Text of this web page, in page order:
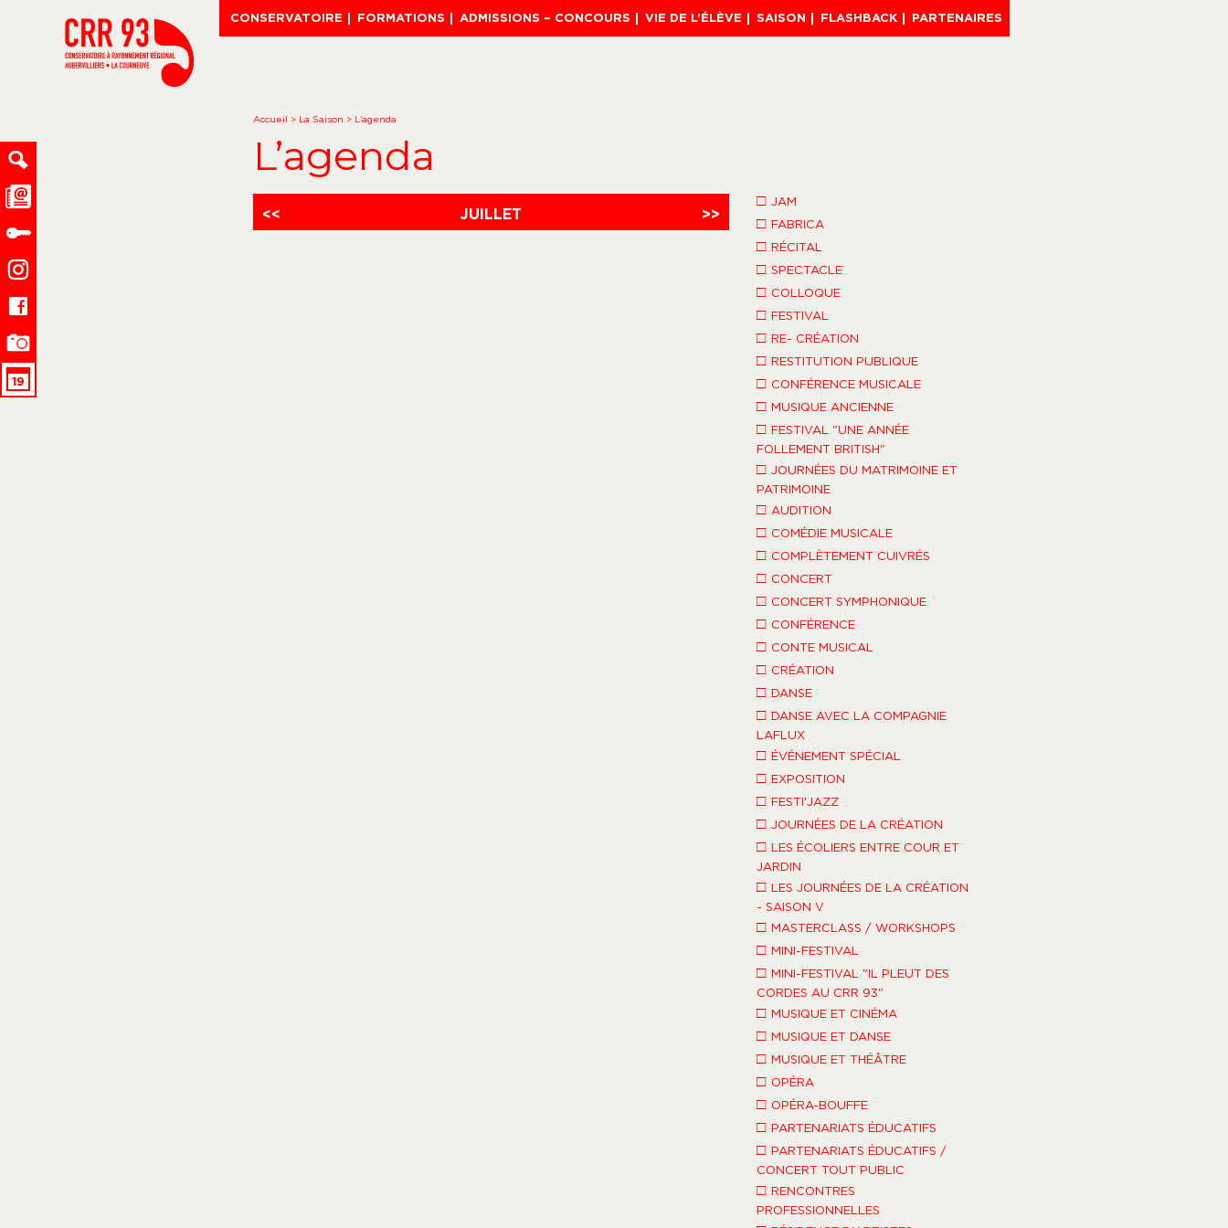
CONSERVATOIRE FORMATIONS ADMISSIONS – CONCOURS VIE DE L’ÉLÈVE SAISON FLASHBACK PARTENAIRES
Accueil > La Saison > L’agenda
L’agenda
<< JUILLET >>
□ JAM
□ FABRICA
□ RÉCITAL
□ SPECTACLE
□ COLLOQUE
□ FESTIVAL
□ RE- CRÉATION
□ RESTITUTION PUBLIQUE
□ CONFÉRENCE MUSICALE
□ MUSIQUE ANCIENNE
□ FESTIVAL "UNE ANNÉE
FOLLEMENT BRITISH"
□ JOURNÉES DU MATRIMOINE ET
PATRIMOINE
□ AUDITION
□ COMÉDIE MUSICALE
□ COMPLÈTEMENT CUIVRÉS
□ CONCERT
□ CONCERT SYMPHONIQUE
□ CONFÉRENCE
□ CONTE MUSICAL
□ CRÉATION
□ DANSE
□ DANSE AVEC LA COMPAGNIE
LAFLUX
□ ÉVÉNEMENT SPÉCIAL
□ EXPOSITION
□ FESTI'JAZZ
□ JOURNÉES DE LA CRÉATION
□ LES ÉCOLIERS ENTRE COUR ET
JARDIN
□ LES JOURNÉES DE LA CRÉATION
- SAISON V
□ MASTERCLASS / WORKSHOPS
□ MINI-FESTIVAL
□ MINI-FESTIVAL "IL PLEUT DES
CORDES AU CRR 93"
□ MUSIQUE ET CINÉMA
□ MUSIQUE ET DANSE
□ MUSIQUE ET THÉÂTRE
□ OPÉRA
□ OPÉRA-BOUFFE
□ PARTENARIATS ÉDUCATIFS
□ PARTENARIATS ÉDUCATIFS /
CONCERT TOUT PUBLIC
□ RENCONTRES
PROFESSIONNELLES